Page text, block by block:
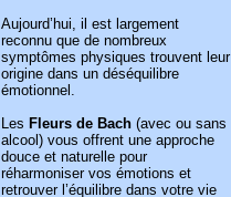
Aujourd’hui, il est largement
reconnu que de nombreux
symptômes physiques trouvent leur
origine dans un déséquilibre
émotionnel.
Les Fleurs de Bach (avec ou sans
alcool) vous offrent une approche
douce et naturelle pour
réharmoniser vos émotions et
retrouver l’équilibre dans votre vie